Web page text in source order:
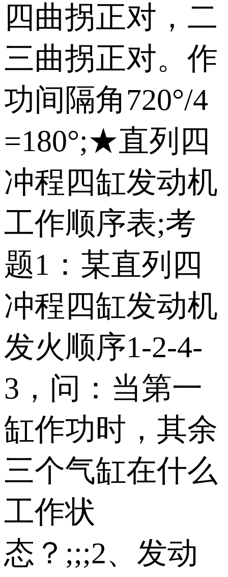
四曲拐正对，二
三曲拐正对。作
功间隔角720°/4
=180°;★直列四
冲程四缸发动机
工作顺序表;考
题1：某直列四
冲程四缸发动机
发火顺序1-2-4-
3，问：当第一
缸作功时，其余
三个气缸在什么
工作状
态？;;;2、发动